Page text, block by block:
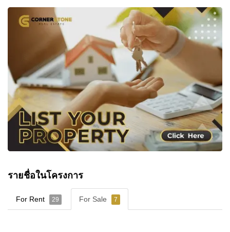
รายชื่อในโครงการ
For Rent 29 For Sale 7